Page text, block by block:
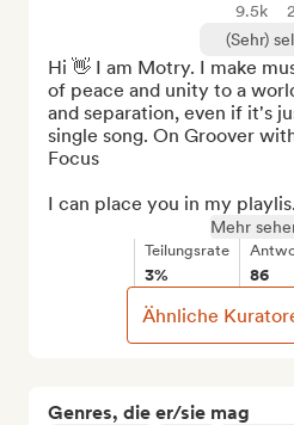
Genres, die er/sie mag
9.5k
(Sehr)
Hi 👋 I am Motry. I make
of peace and unity to a
and separation, even if it's
single song. On Groover
Focus
I can place you in my
Mehr
Teilungsrate
3% 86
Ähnliche